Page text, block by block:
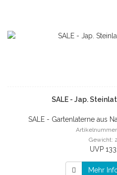
SALE - Jap.
SALE - Gartenlaterne aus
Gewicht:
UVP
Mehr